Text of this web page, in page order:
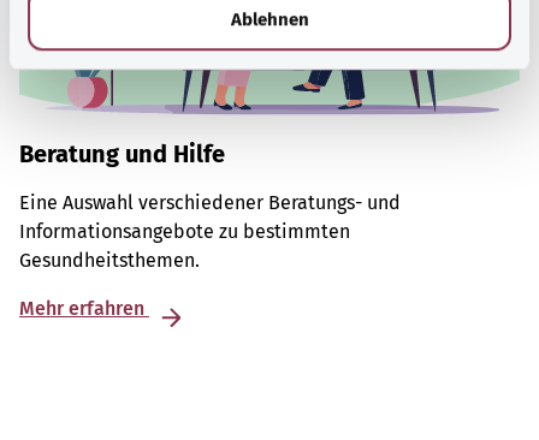
Ablehnen
Beratung und Hilfe
Eine Auswahl verschiedener Beratungs- und
Informationsangebote zu bestimmten
Gesundheitsthemen.
Mehr erfahren